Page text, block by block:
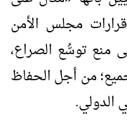
مجلس الأمن
منع توسُّع الصراع،
من أجل الحفاظ
الدولي.